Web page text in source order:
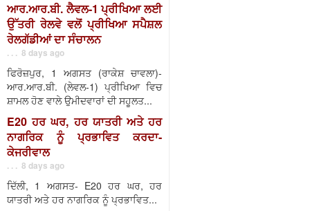
ਆਰ.ਆਰ.ਬੀ. ਲੈਵਲ-1 ਪ੍ਰੀਖਿਆ ਲਈ
ਉੱਤਰੀ ਰੇਲਵੇ ਵਲੋਂ ਪ੍ਰੀਖਿਆ ਸਪੈਸ਼ਲ
ਰੇਲਗੱਡੀਆਂ ਦਾ ਸੰਚਾਲਨ
. . . 8 days ago
ਫਿਰੋਜ਼ਪੁਰ, 1 ਅਗਸਤ (ਰਾਕੇਸ਼ ਚਾਵਲਾ)-
ਆਰ.ਆਰ.ਬੀ. (ਲੇਵਲ-1) ਪ੍ਰੀਖਿਆ ਵਿਚ
ਸ਼ਾਮਲ ਹੋਣ ਵਾਲੇ ਉਮੀਦਵਾਰਾਂ ਦੀ ਸਹੂਲਤ...
E20 ਹਰ ਘਰ, ਹਰ ਯਾਤਰੀ ਅਤੇ ਹਰ
ਨਾਗਰਿਕ ਨੂੰ ਪ੍ਰਭਾਵਿਤ ਕਰਦਾ-
ਕੇਜਰੀਵਾਲ
. . . 8 days ago
ਦਿੱਲੀ, 1 ਅਗਸਤ- E20 ਹਰ ਘਰ, ਹਰ
ਯਾਤਰੀ ਅਤੇ ਹਰ ਨਾਗਰਿਕ ਨੂੰ ਪ੍ਰਭਾਵਿਤ...